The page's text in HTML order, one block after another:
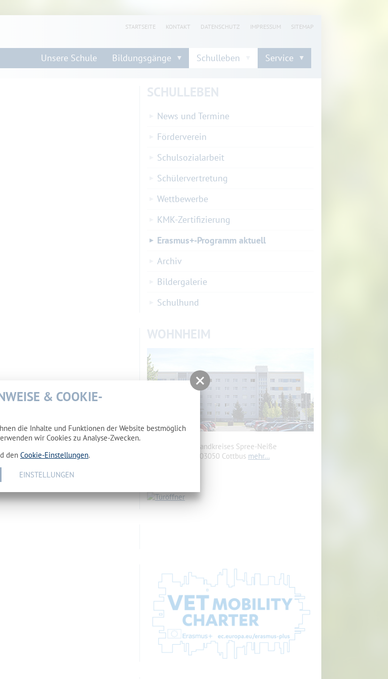
STARTSEITE KONTAKT DATENSCHUTZ IMPRESSUM SITEMAP
Unsere Schule Bildungsgänge Schulleben Service
SCHULLEBEN
News und Termine
Förderverein
Schulsozialarbeit
Schülervertretung
Wettbewerbe
KMK-Zertifizierung
Erasmus+-Programm aktuell
Archiv
Bildergalerie
Schulhund
WOHNHEIM
Wohnheim des Landkreises Spree-Neiße
Makarenkostr. 5, 03050 Cottbus mehr…
& COOKIE-
die Inhalte und Funktionen der Website bestmöglich
wir Cookies zu Analyse-Zwecken.
den Cookie-Einstellungen.
EINSTELLUNGEN